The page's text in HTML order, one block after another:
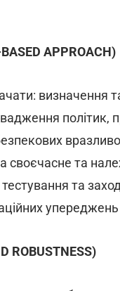
APPROACH)
визначення
політик,
своєчасне та
та
упереджень
ROBUSTNESS)